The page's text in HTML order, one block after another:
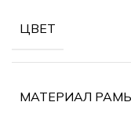
ЦВЕТ
МАТЕРИАЛ